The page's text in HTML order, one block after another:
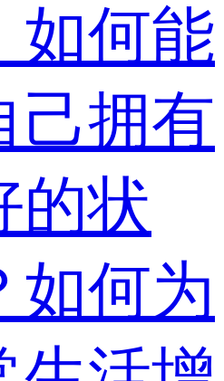
如何能
己拥有
的状
如何为